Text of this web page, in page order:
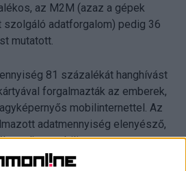
az M2M (azaz a gépek
adatforgalom) pedig 36
mutatott.
81 százalékát hanghívást
forgalmazták az emberek,
mobilinternettel. Az
adatmennyiség elenyésző,
a teljes mobilinternet-